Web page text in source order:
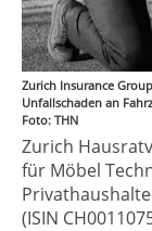
Zurich Insurance
Unfallschaden an
Foto: THN
Zurich
für Möbel
(ISIN